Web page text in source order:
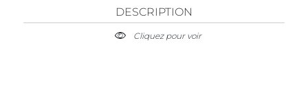
DESCRIPTION
Cliquez pour voir